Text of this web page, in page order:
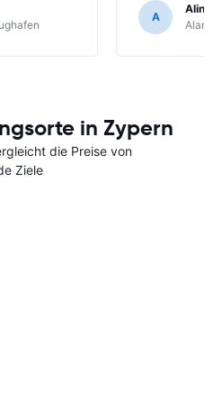
A
in Zypern
die Preise von
Ziele